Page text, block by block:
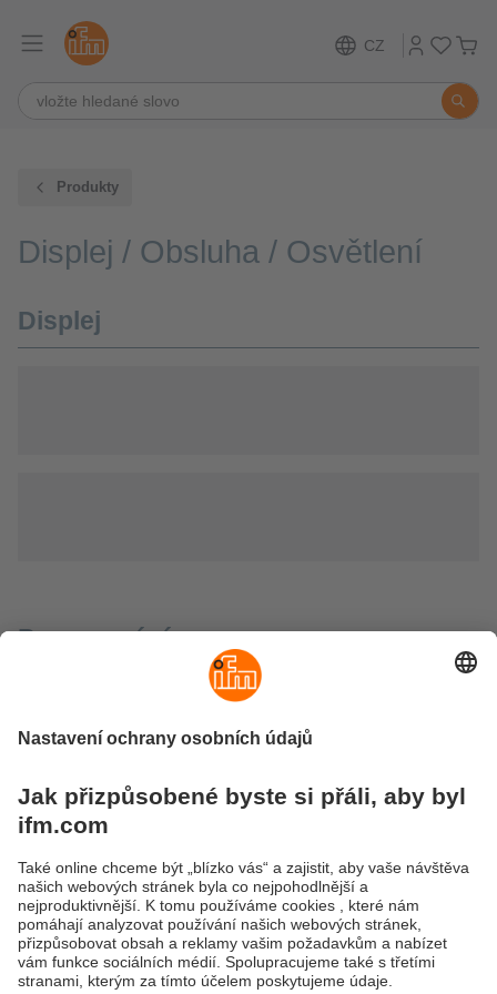
CZ
Produkty
Displej / Obsluha / Osvětlení
Displej
Provozování